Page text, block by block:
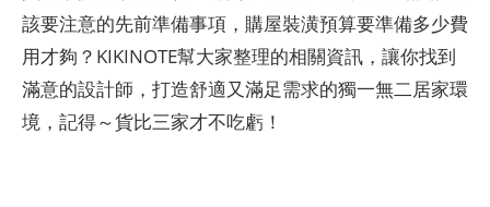
該要注意的先前準備事項，購屋裝潢預算要準備多少費
用才夠？KIKINOTE幫大家整理的相關資訊，讓你找到
滿意的設計師，打造舒適又滿足需求的獨一無二居家環
境，記得～貨比三家才不吃虧！